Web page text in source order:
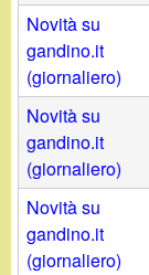
Novità su
gandino.it
(giornaliero)
Novità su
gandino.it
(giornaliero)
Novità su
gandino.it
(giornaliero)